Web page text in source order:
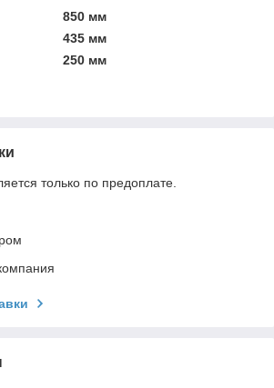
850 мм
435 мм
250 мм
только по предоплате.